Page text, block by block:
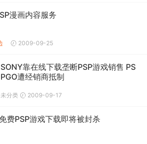
漫画内容服务
2009-09-25
SONY靠在线下载垄断PSP游戏销售 PS
PGO遭经销商抵制
未分类 2009-09-17
费PSP游戏下载即将被封杀